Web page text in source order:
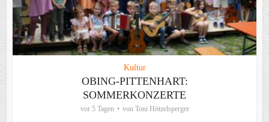
Kultur
OBING-PITTENHART:
SOMMERKONZERTE
vor 5 Tagen von Toni Hötzelsperger